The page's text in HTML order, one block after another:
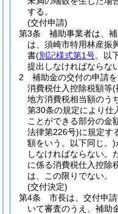
する。
(交付申請)
第3条
補助事業者は、
は、須崎市特用林産振
書(別記様式第1号。以
提出しなければならな
2
補助金の交付の申請
消費税仕入控除税額等(
地方消費税相当額のう
第30条の規定により仕
ことができる部分の金
法律第226号)に規定す
額をいう。以下同じ。)
しなければならない。
に係る消費税仕入控除
は、この限りでない。
(交付決定)
第4条
市長は、交付申
いて審査のうえ、補助